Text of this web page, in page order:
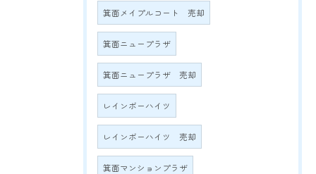
箕面メイプルコート 売却
箕面ニュープラザ
箕面ニュープラザ 売却
レインボーハイツ
レインボーハイツ 売却
箕面マンションプラザ